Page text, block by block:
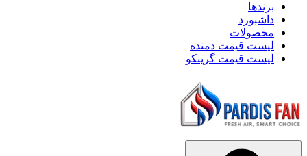
برندها
داشبورد
محصولات
لیست قیمت دمنده
لیست قیمت گرینکو